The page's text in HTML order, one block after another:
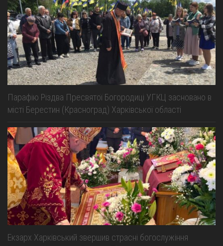
Парафію Різдва Пресвятої Богородиці УГКЦ засновано в
місті Берестин (Красноград) Харківської області
Екзарх Харківський звершив страсні богослужіння